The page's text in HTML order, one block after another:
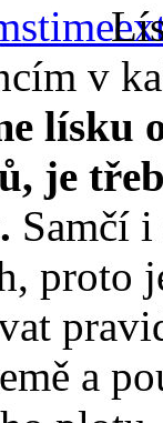
v
lísku
je
Samčí
proto
a